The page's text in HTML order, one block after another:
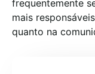
frequentemente
mais
quanto na